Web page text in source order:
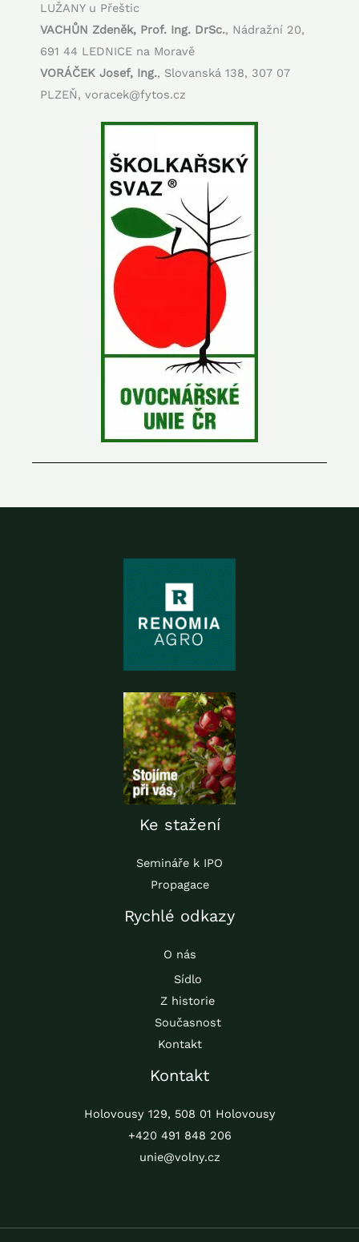
LUŽANY u Přeštic
VACHŮN Zdeněk, Prof. Ing. DrSc., Nádražní 20,
691 44 LEDNICE na Moravě
VORÁČEK Josef, Ing., Slovanská 138, 307 07
PLZEŇ, voracek@fytos.cz
Ke stažení
Semináře k IPO
Propagace
Rychlé odkazy
O nás
Sídlo
Z historie
Současnost
Kontakt
Kontakt
Holovousy 129, 508 01 Holovousy
+420 491 848 206
unie@volny.cz